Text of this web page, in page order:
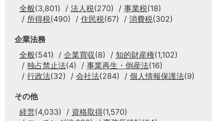
全般(3,801) 法人税(270) 事業税(18)
所得税(490) 住民税(67) 消費税(302)
企業法務
全般(541) 企業買収(8) 知的財産権(1,102)
独占禁止法(4) 事業再生・倒産法(16)
行政法(32) 会社法(284) 個人情報保護法(9)
その他
経営(4,033) 資格取得(1,570)